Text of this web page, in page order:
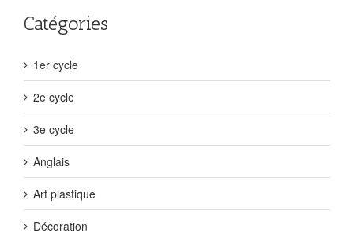
Catégories
1er cycle
2e cycle
3e cycle
Anglais
Art plastique
Décoration